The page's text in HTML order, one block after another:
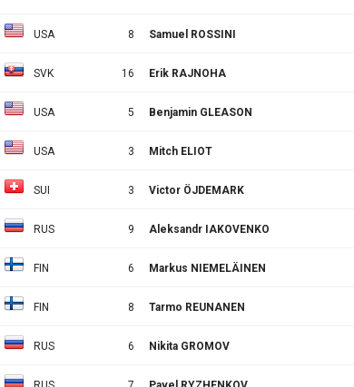
USA 8 Samuel ROSSINI
SVK 16 Erik RAJNOHA
USA 5 Benjamin GLEASON
USA 3 Mitch ELIOT
SUI 3 Victor ÖJDEMARK
RUS 9 Aleksandr IAKOVENKO
FIN 6 Markus NIEMELÄINEN
FIN 8 Tarmo REUNANEN
RUS 6 Nikita GROMOV